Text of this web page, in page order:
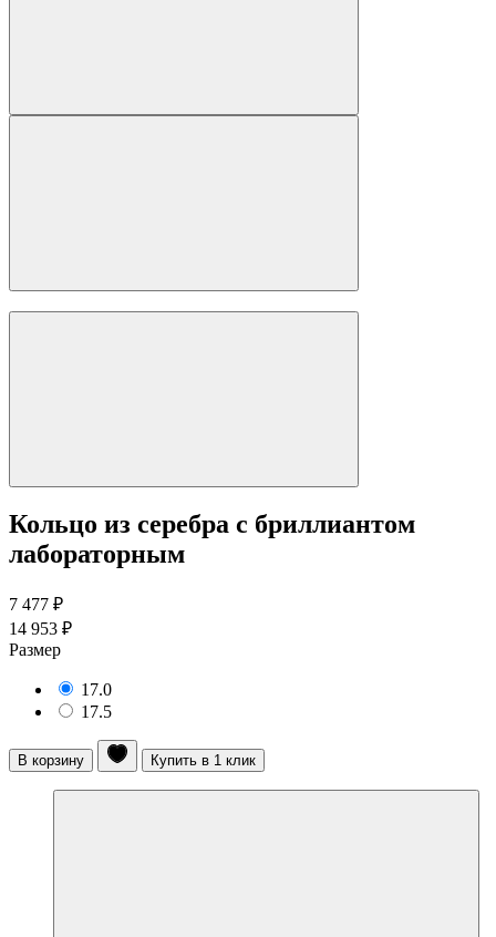
Кольцо из серебра с бриллиантом
лабораторным
7 477 ₽
14 953 ₽
Размер
17.0
17.5
В корзину Купить в 1 клик